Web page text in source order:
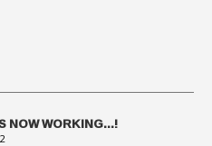
NOW WORKING...!